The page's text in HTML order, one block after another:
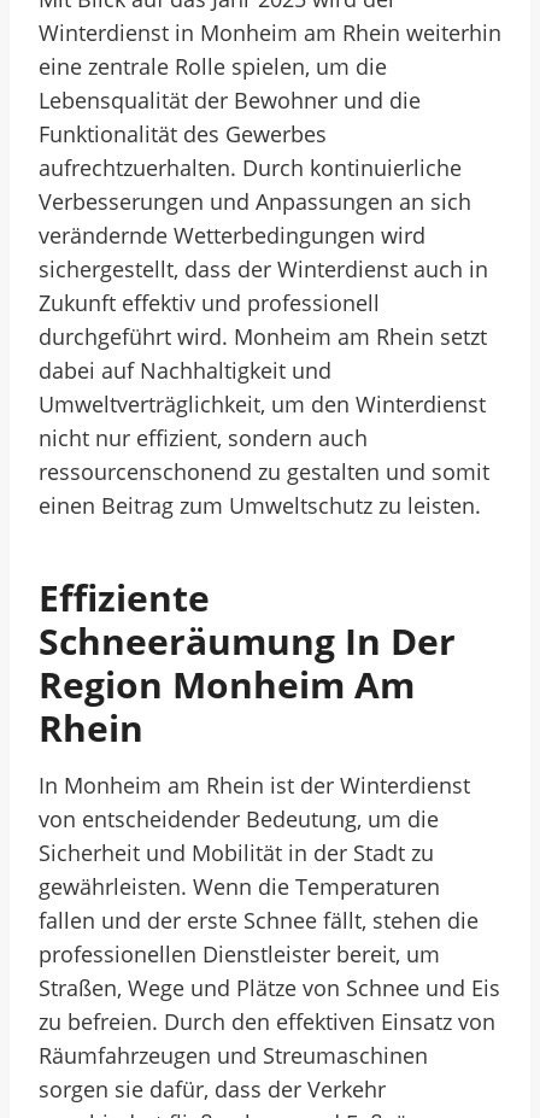
Winterdienst in Monheim am Rhein weiterhin
eine zentrale Rolle spielen, um die
Lebensqualität der Bewohner und die
Funktionalität des Gewerbes
aufrechtzuerhalten. Durch kontinuierliche
Verbesserungen und Anpassungen an sich
verändernde Wetterbedingungen wird
sichergestellt, dass der Winterdienst auch in
Zukunft effektiv und professionell
durchgeführt wird. Monheim am Rhein setzt
dabei auf Nachhaltigkeit und
Umweltverträglichkeit, um den Winterdienst
nicht nur effizient, sondern auch
ressourcenschonend zu gestalten und somit
einen Beitrag zum Umweltschutz zu leisten.
Effiziente
Schneeräumung In Der
Region Monheim Am
Rhein
In Monheim am Rhein ist der Winterdienst
von entscheidender Bedeutung, um die
Sicherheit und Mobilität in der Stadt zu
gewährleisten. Wenn die Temperaturen
fallen und der erste Schnee fällt, stehen die
professionellen Dienstleister bereit, um
Straßen, Wege und Plätze von Schnee und Eis
zu befreien. Durch den effektiven Einsatz von
Räumfahrzeugen und Streumaschinen
sorgen sie dafür, dass der Verkehr